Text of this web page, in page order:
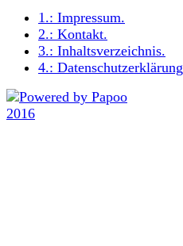
1.: Impressum.
2.: Kontakt.
3.: Inhaltsverzeichnis.
4.: Datenschutzerklärung